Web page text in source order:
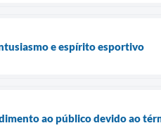
e espírito esportivo
ao público devido ao